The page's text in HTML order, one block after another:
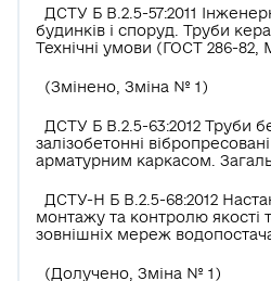
ДСТУ Б В.2.5-57:2011
будинків і споруд. Труби
Технічні умови (ГОСТ 286-82,
(Змінено, Зміна № 1)
ДСТУ Б В.2.5-63:2012 Труби
залізобетонні
арматурним каркасом.
ДСТУ-Н Б В.2.5-68:2012
монтажу та контролю якості
зовнішніх мереж
(Долучено, Зміна № 1)